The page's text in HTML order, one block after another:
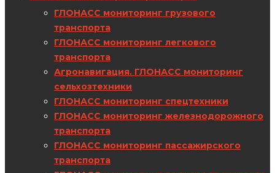
ГЛОНАСС мониторинг грузового
транспорта
ГЛОНАСС мониторинг легкового
транспорта
Агронавигация. ГЛОНАСС мониторинг
сельхозтехники
ГЛОНАСС мониторинг спецтехники
ГЛОНАСС мониторинг железнодорожного
транспорта
ГЛОНАСС мониторинг пассажирского
транспорта